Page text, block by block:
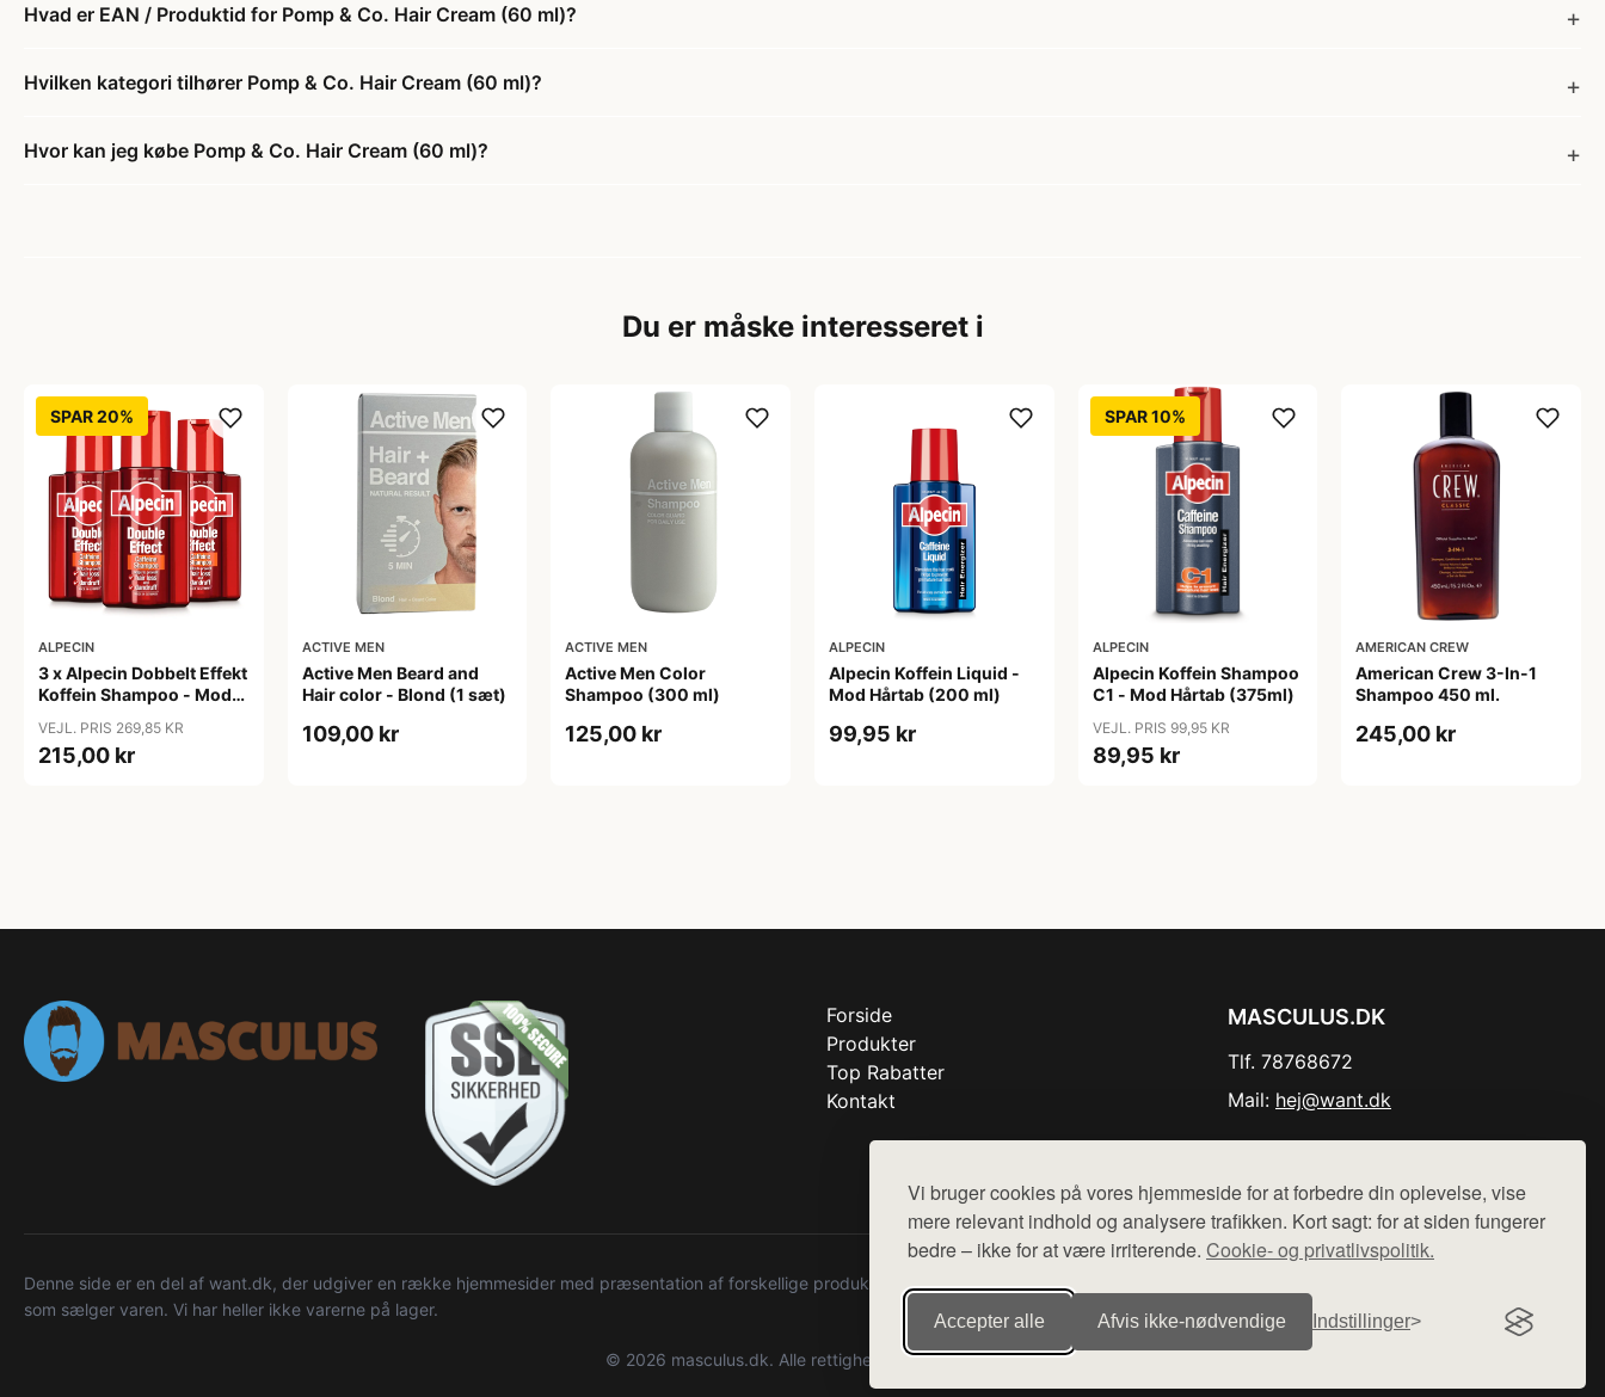
Vi bruger cookies på vores hjemmeside for at forbedre din oplevelse, vise
mere relevant indhold og analysere trafikken. Kort sagt: for at siden fungerer
bedre – ikke for at være irriterende. Cookie- og privatlivspolitik.
Accepter alle Afvis ikke‑nødvendige Indstillinger
Hvad er EAN / Produktid for Pomp & Co. Hair Cream (60 ml)?
Hvilken kategori tilhører Pomp & Co. Hair Cream (60 ml)?
Hvor kan jeg købe Pomp & Co. Hair Cream (60 ml)?
Du er måske interesseret i
SPAR 20%
ALPECIN
3 x Alpecin Dobbelt Effekt
Koffein Shampoo - Mod
VEJL. PRIS 269,85 KR
215,00 kr
ACTIVE MEN
Active Men Beard and
Hair color - Blond (1 sæt)
109,00 kr
ACTIVE MEN
Active Men Color
Shampoo (300 ml)
125,00 kr
ALPECIN
Alpecin Koffein Liquid -
Mod Hårtab (200 ml)
99,95 kr
SPAR 10%
ALPECIN
Alpecin Koffein Shampoo
C1 - Mod Hårtab (375ml)
VEJL. PRIS 99,95 KR
89,95 kr
AMERICAN CREW
American Crew 3-In-1
Shampoo 450 ml.
245,00 kr
Forside
Produkter
Top Rabatter
Kontakt
MASCULUS.DK
Tlf. 78768672
Mail: hej@want.dk
Denne side er en del af want.dk, der udgiver en række hjemmesider med præsentation af forskellige produkter fra diverse webshops. Der sælges ikke varer fra denne side - vi henviser til de shops,
som sælger varen. Vi har heller ikke varerne på lager.
© 2026 masculus.dk. Alle rettigheder forbeholdes.